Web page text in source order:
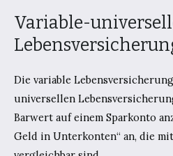
Variable-
Die variable
universellen
Barwert auf einem Sparkonto
Geld in Unterkonten“ an, die